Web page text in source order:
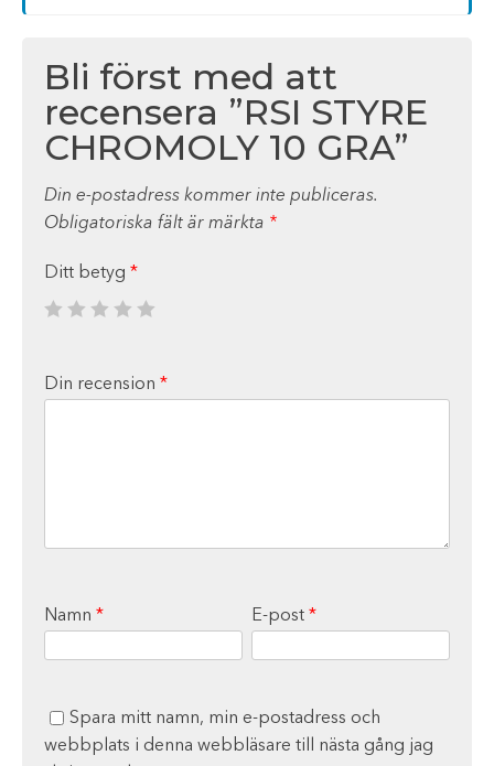
Bli först med att
recensera ”RSI STYRE
CHROMOLY 10 GRA”
Din e-postadress kommer inte publiceras.
Obligatoriska fält är märkta *
Ditt betyg *
Din recension *
Namn * E-post *
Spara mitt namn, min e-postadress och
webbplats i denna webbläsare till nästa gång jag